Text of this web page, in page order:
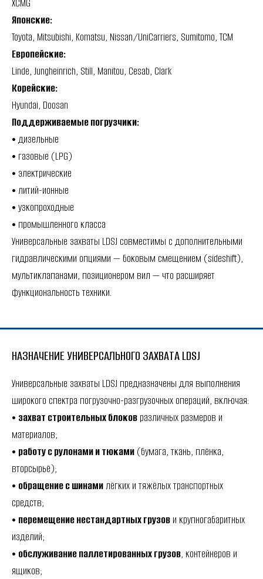
XCMG
Японские:
Toyota, Mitsubishi, Komatsu, Nissan/UniCarriers, Sumitomo, TCM
Европейские:
Linde, Jungheinrich, Still, Manitou, Cesab, Clark
Корейские:
Hyundai, Doosan
Поддерживаемые погрузчики:
• дизельные
• газовые (LPG)
• электрические
• литий-ионные
• узкопроходные
• промышленного класса
Универсальные захваты LDSJ совместимы с дополнительными
гидравлическими опциями — боковым смещением (sideshift),
мультиклапанами, позиционером вил — что расширяет
функциональность техники.
НАЗНАЧЕНИЕ УНИВЕРСАЛЬНОГО ЗАХВАТА LDSJ
Универсальные захваты LDSJ предназначены для выполнения
широкого спектра погрузочно-разгрузочных операций, включая:
• захват строительных блоков различных размеров и
материалов;
• работу с рулонами и тюками (бумага, ткань, плёнка,
вторсырьё);
• обращение с шинамилёгких и тяжёлых транспортных
средств;
• перемещение нестандартных грузов и крупногабаритных
изделий;
• обслуживание паллетированных грузов, контейнеров и
ящиков;